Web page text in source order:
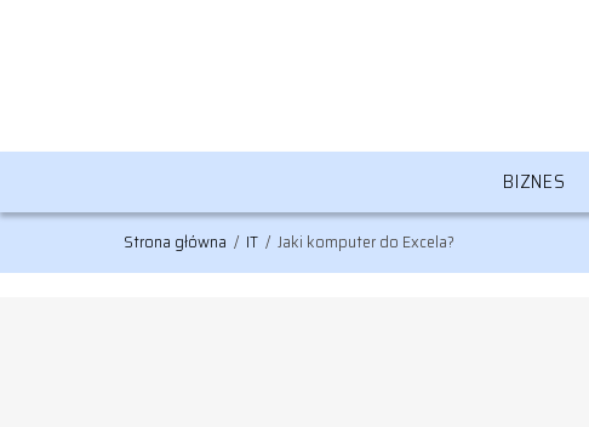
BIZNES
Strona główna / IT / Jaki komputer do Excela?